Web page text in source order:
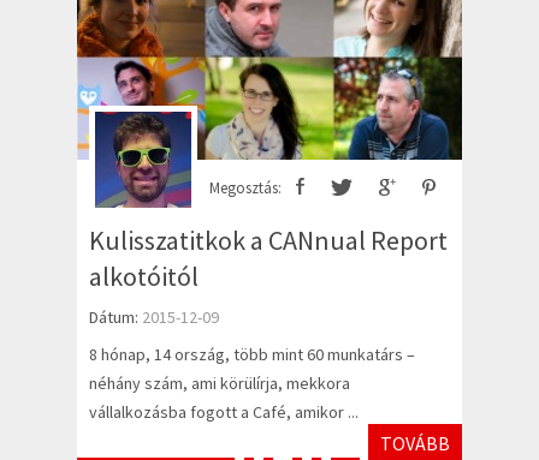
Megosztás:
Kulisszatitkok a CANnual Report
alkotóitól
Dátum: 2015-12-09
8 hónap, 14 ország, több mint 60 munkatárs –
néhány szám, ami körülírja, mekkora
vállalkozásba fogott a Café, amikor ...
TOVÁBB